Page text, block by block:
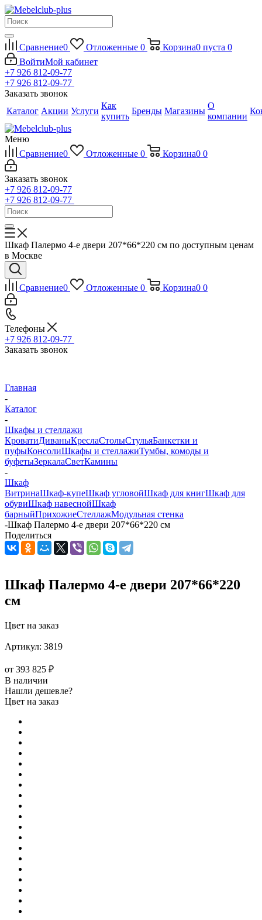
Сравнение0 Отложенные 0 Корзина0 пуста 0
ВойтиМой кабинет
+7 926 812-09-77
+7 926 812-09-77
Заказать звонок
Каталог Акции Услуги
Как
купить
Бренды Магазины
О
компании
Меню
Сравнение0 Отложенные 0 Корзина0 0
Заказать звонок
+7 926 812-09-77
+7 926 812-09-77
Шкаф Палермо 4-е двери 207*66*220 см по доступным ценам
в Москве
Сравнение0 Отложенные 0 Корзина0 0
Телефоны
+7 926 812-09-77
Заказать звонок
Главная
-
Каталог
-
Шкафы и стеллажи
КроватиДиваныКреслаСтолыСтульяБанкетки и
пуфыКонсолиШкафы и стеллажиТумбы, комоды и
буфетыЗеркалаСветКамины
-
Шкаф
ВитринаШкаф-купеШкаф угловойШкаф для книгШкаф для
обувиШкаф навеснойШкаф
барныйПрихожиеСтеллажМодульная стенка
-Шкаф Палермо 4-е двери 207*66*220 см
Поделиться
Шкаф Палермо 4-е двери 207*66*220
см
Цвет на заказ
Артикул: 3819
от 393 825 ₽
В наличии
Нашли дешевле?
Цвет на заказ